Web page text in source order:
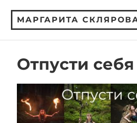
МАРГАРИТА
Отпусти себя